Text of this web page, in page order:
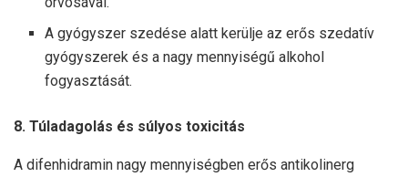
A gyógyszer szedése alatt kerülje az erős szedatív
gyógyszerek és a nagy mennyiségű alkohol
fogyasztását.
8. Túladagolás és súlyos toxicitás
A difenhidramin nagy mennyiségben erős antikolinerg